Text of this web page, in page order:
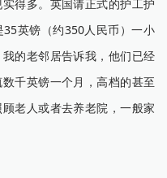
得多。英国请正式的护工护
英镑（约350人民币）一小
的老邻居告诉我，他们已经
千英镑一个月，高档的甚至
老人或者去养老院，一般家